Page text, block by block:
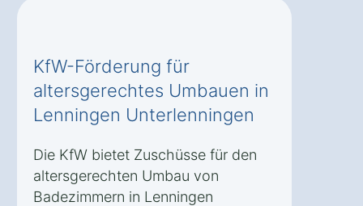
KfW-Förderung für
altersgerechtes Umbauen in
Lenningen Unterlenningen
Die KfW bietet Zuschüsse für den
altersgerechten Umbau von
Badezimmern in Lenningen